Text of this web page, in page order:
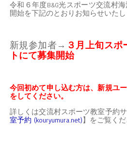
令和６年度B&G光スポーツ交流村
開始を下記のとおりお知らせいたし
新規参加者→ ３月上旬スポ
トにて募集開始
今回初めて申し込む方は、新規ユ
をしてください。
詳しくは交流村スポーツ教室予約
室予約 (kouryumura.net)】をご覧くだ